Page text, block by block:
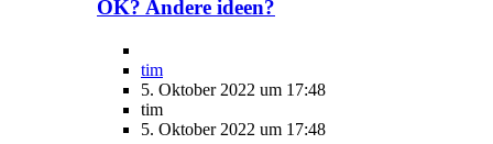
OK? Andere ideen?
tim
5. Oktober 2022 um 17:48
tim
5. Oktober 2022 um 17:48